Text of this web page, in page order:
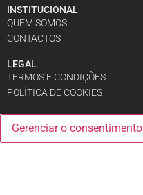
INSTITUCIONAL
QUEM SOMOS
CONTACTOS
LEGAL
TERMOS E CONDIÇÕES
POLÍTICA DE COOKIES
Gerenciar o consentimento